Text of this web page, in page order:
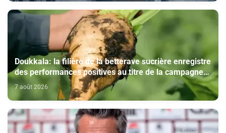
Doukkala: la filière de la betterave sucrière enregistre
des performances positives au titre de la campagne
agricole 2025-2026
7 août 2026